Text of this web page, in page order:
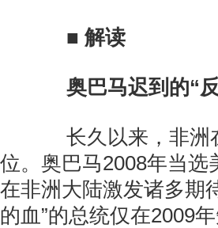
■ 解读
奥巴马迟到的“
长久以来，非洲
位。奥巴马2008年当
在非洲大陆激发诸多期
的血”的总统仅在2009